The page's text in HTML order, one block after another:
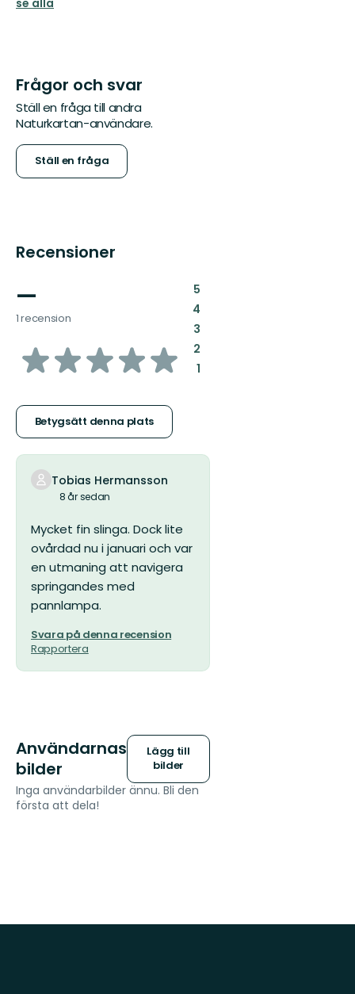
se alla
Frågor och svar
Ställ en fråga till andra
Naturkartan-användare.
Ställ en fråga
Recensioner
—
1 recension
av
stjärnor
Betygsätt denna plats
5:
4:
3:
2:
1:
Tobias Hermansson
8 år sedan
Mycket fin slinga. Dock lite
ovårdad nu i januari och var
en utmaning att navigera
springandes med
pannlampa.
Svara på denna recension
Rapportera
Användarnas
bilder
Lägg till
bilder
Inga användarbilder ännu. Bli den
första att dela!